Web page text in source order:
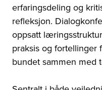
erfaringsdeling og
refleksjon.
oppsatt
praksis og fortellinger
bundet sammen med